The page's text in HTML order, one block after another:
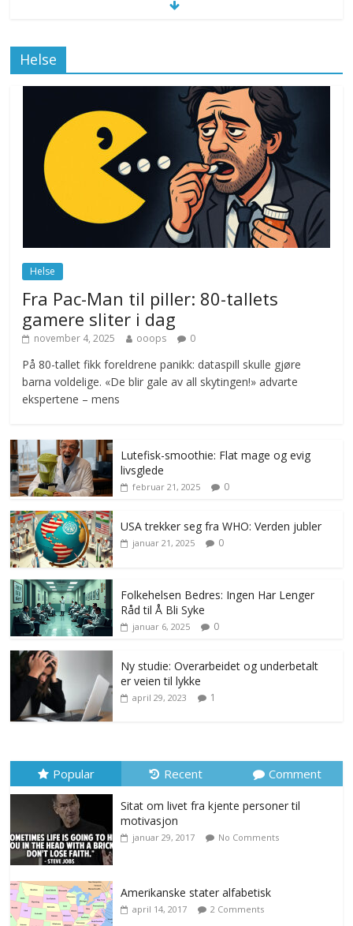
Drone stopper flytrafikken i Stockholm,
ekspert mistenker MDG
november 6, 2025 No Comments
Norge innfører nullvisjon for nedbør
juni 23, 2026 No Comments
Helse
Helse
Fra Pac-Man til piller: 80-tallets
gamere sliter i dag
november 4, 2025 ooops 0
På 80-tallet fikk foreldrene panikk: dataspill skulle gjøre
barna voldelige. «De blir gale av all skytingen!» advarte
ekspertene – mens
Lutefisk-smoothie: Flat mage og evig
livsglede
februar 21, 2025 0
USA trekker seg fra WHO: Verden jubler
januar 21, 2025 0
Folkehelsen Bedres: Ingen Har Lenger
Råd til Å Bli Syke
januar 6, 2025 0
Ny studie: Overarbeidet og underbetalt
er veien til lykke
april 29, 2023 1
Popular Recent Comment
Sitat om livet fra kjente personer til
motivasjon
januar 29, 2017 No Comments
Amerikanske stater alfabetisk
april 14, 2017 2 Comments